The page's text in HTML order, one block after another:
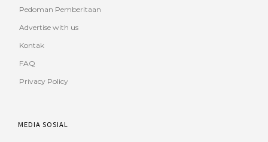
Pedoman Pemberitaan
Advertise with us
Kontak
FAQ
Privacy Policy
MEDIA SOSIAL